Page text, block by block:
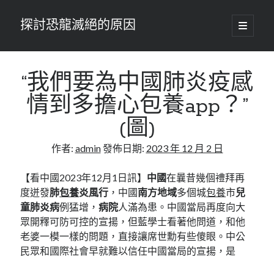
探討恐龍滅絕的原因
開
啟
要
單
“我們要為中國肺炎疫感
情到多擔心包養app？”
(圖)
作者: admin發佈日期: 2023 年 12 月 2 日
【看中國2023年12月1日訊】 中國在曩昔幾個禮拜再
度迸發肺包養炎風行 ，中國南方地域多個城包養市兒
童肺炎病例猛增，病院人滿為患。中國當局再度向大
眾開釋可防可控的宣揚，但藍學士看著他問道，和他
老婆一模一樣的問題，直接讓席世勳有些傻眼。中公
民眾和國際社會早就難以信任中國當局的宣揚，是